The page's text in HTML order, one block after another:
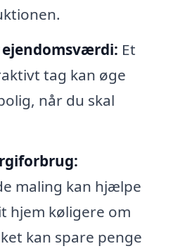
Et
tag kan øge
når du skal
maling kan hjælpe
hjem køligere om
kan spare penge